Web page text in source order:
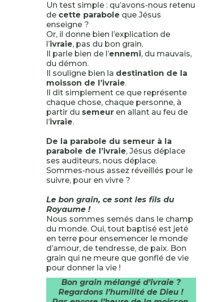
Un test simple : qu’avons-nous retenu
de cette parabole que Jésus
enseigne ?
Or, il donne bien l’explication de
l’ivraie, pas du bon grain.
Il parle bien de l’ennemi, du mauvais,
du démon.
Il souligne bien la destination de la
moisson de l’ivraie.
Il dit simplement ce que représente
chaque chose, chaque personne, à
partir du semeuren allant au feu de
l’ivraie.
De la parabole du semeur à la
parabole de l’ivraie, Jésus déplace
ses auditeurs, nous déplace.
Sommes-nous assez réveillés pour le
suivre, pour en vivre ?
Le bon grain, ce sont les fils du
Royaume !
Nous sommes semés dans le champ
du monde. Oui, tout baptisé est jeté
en terre pour ensemencer le monde
d’amour, de tendresse, de paix. Bon
grain qui ne meure que gonflé de vie
pour donner la vie !
Bon grain mélangé d’ivraie ?
Regardons l’humilité de Dieu !